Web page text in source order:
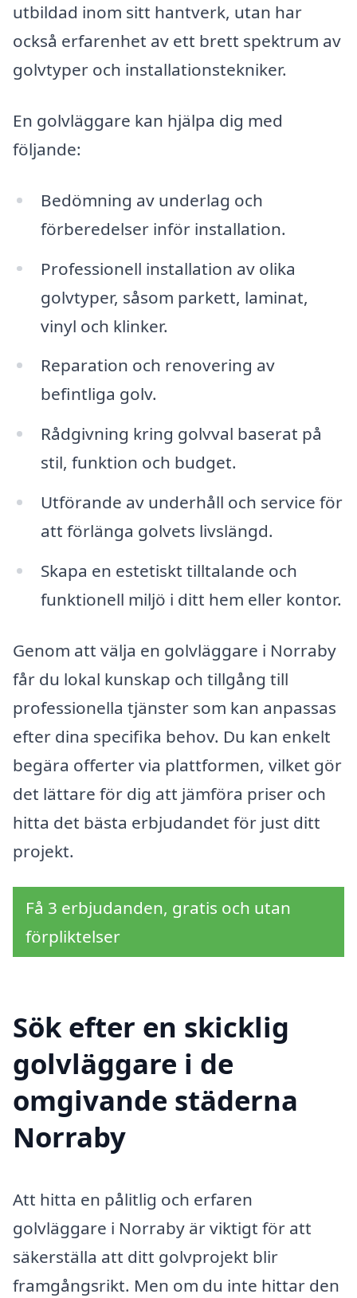
utbildad inom sitt hantverk, utan har
också erfarenhet av ett brett spektrum av
golvtyper och installationstekniker.
En golvläggare kan hjälpa dig med
följande:
Bedömning av underlag och
förberedelser inför installation.
Professionell installation av olika
golvtyper, såsom parkett, laminat,
vinyl och klinker.
Reparation och renovering av
befintliga golv.
Rådgivning kring golvval baserat på
stil, funktion och budget.
Utförande av underhåll och service för
att förlänga golvets livslängd.
Skapa en estetiskt tilltalande och
funktionell miljö i ditt hem eller kontor.
Genom att välja en golvläggare i Norraby
får du lokal kunskap och tillgång till
professionella tjänster som kan anpassas
efter dina specifika behov. Du kan enkelt
begära offerter via plattformen, vilket gör
det lättare för dig att jämföra priser och
hitta det bästa erbjudandet för just ditt
projekt.
Få 3 erbjudanden, gratis och utan
förpliktelser
Sök efter en skicklig
golvläggare i de
omgivande städerna
Norraby
Att hitta en pålitlig och erfaren
golvläggare i Norraby är viktigt för att
säkerställa att ditt golvprojekt blir
framgångsrikt. Men om du inte hittar den